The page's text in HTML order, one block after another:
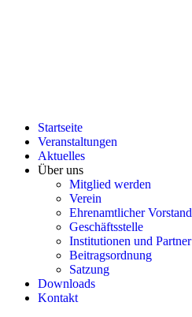
Startseite
Veranstaltungen
Aktuelles
Über uns
Mitglied werden
Verein
Ehrenamtlicher Vorstand
Geschäftsstelle
Institutionen und Partner
Beitragsordnung
Satzung
Downloads
Kontakt